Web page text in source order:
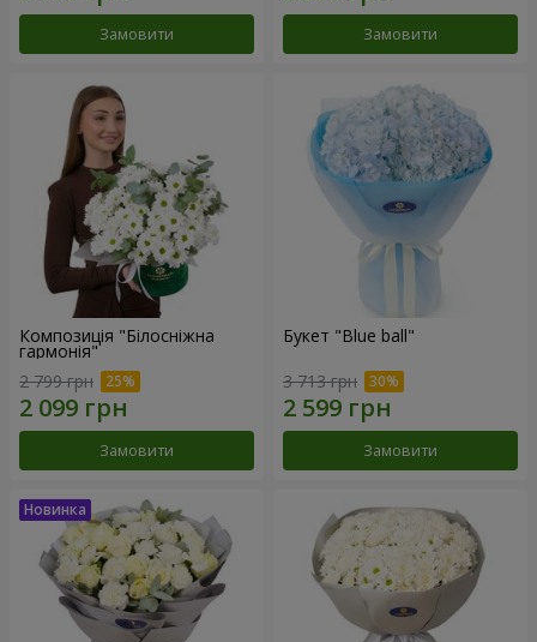
Замовити Замовити
Композиція "Білосніжна
гармонія"
2 799 грн
Замовити
Букет "Blue ball"
3 713 грн
Замовити